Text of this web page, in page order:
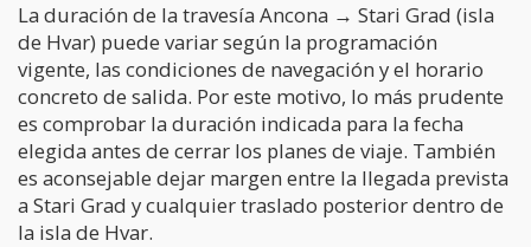
La duración de la travesía Ancona → Stari Grad (isla
de Hvar) puede variar según la programación
vigente, las condiciones de navegación y el horario
concreto de salida. Por este motivo, lo más prudente
es comprobar la duración indicada para la fecha
elegida antes de cerrar los planes de viaje. También
es aconsejable dejar margen entre la llegada prevista
a Stari Grad y cualquier traslado posterior dentro de
la isla de Hvar.